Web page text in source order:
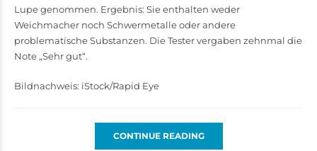
Lupe genommen. Ergebnis: Sie enthalten weder
Weichmacher noch Schwermetalle oder andere
problematische Substanzen. Die Tester vergaben zehnmal die
Note „Sehr gut“.
Bildnachweis: iStock/Rapid Eye
CONTINUE READING